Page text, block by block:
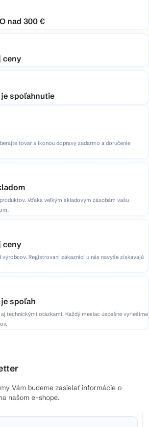
nad 300 €
ceny
spoľahnutie
tovar s ikonou dopravy zadarmo a doručenie
Vďaka veľkým skladovým zásobám vašu
ceny
Registrovaní zákazníci u nás navyše získavajú
spoľah
technickými otázkami. Každý mesiac úspešne vyriešime
Vám budeme zasielať informácie o
našom e-shope.